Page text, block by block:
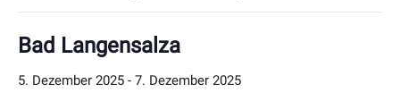
Bad Langensalza
5. Dezember 2025 - 7. Dezember 2025